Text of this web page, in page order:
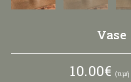
Vase
10.00€